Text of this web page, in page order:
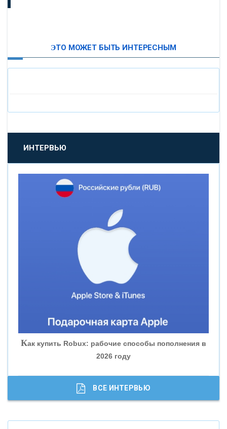
«БАНК САНКТ-ПЕТЕРБУРГ»
«ПРОМСВЯЗЬБАНК»
«НОВИКОМБАНК»
«ВНЕШПРОМБАНК»
«БАНК ГЛОБЭКС»
«СОВКОМБАНК»
«ГАЗПРОМБАНК»
«МОСКОВСКИЙ КРЕДИТНЫЙ БАНК»
ЭТО МОЖЕТ БЫТЬ ИНТЕРЕСНЫМ
ИНТЕРВЬЮ
Как купить Robux: рабочие способы пополнения в
2026 году
ВСЕ ИНТЕРВЬЮ